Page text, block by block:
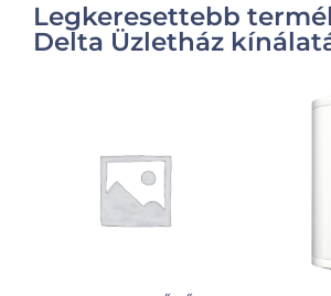
Legkeresettebb
Delta Üzletház